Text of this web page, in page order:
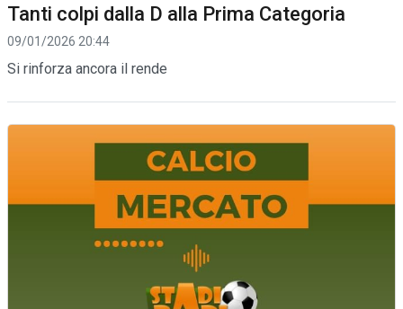
Tanti colpi dalla D alla Prima Categoria
09/01/2026 20:44
Si rinforza ancora il rende